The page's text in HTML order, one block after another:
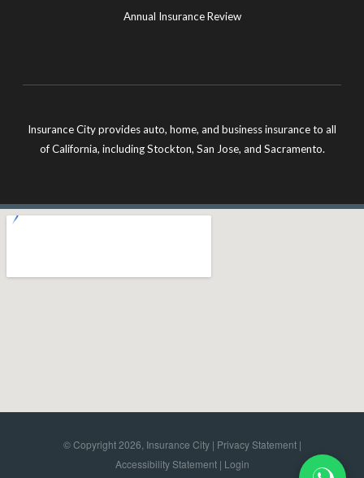
Annual Insurance Review
Insurance City provides auto, home, and business insurance to all
of California, including Stockton, San Jose, and Sacramento.
© Copyright 2026, Insurance City | Privacy Statement|
Accessibility Statement| Login